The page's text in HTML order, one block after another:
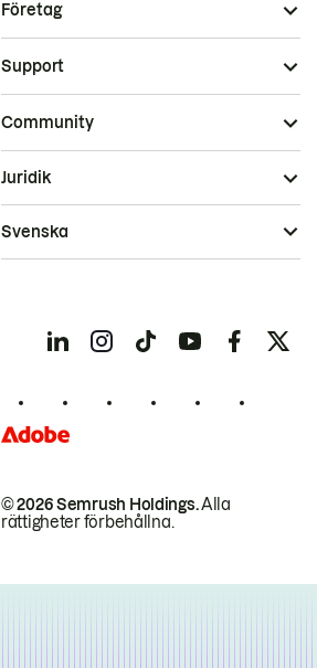
Företag
Support
Community
© 2026 Semrush Holdings.Alla
rättigheter förbehållna.
Juridik
Svenska